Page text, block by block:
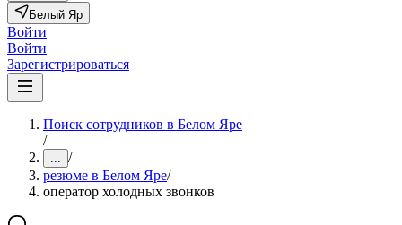
Белый Яр
Войти
Войти
Зарегистрироваться
Поиск сотрудников в Белом Яре
/
... /
резюме в Белом Яре/
оператор холодных звонков